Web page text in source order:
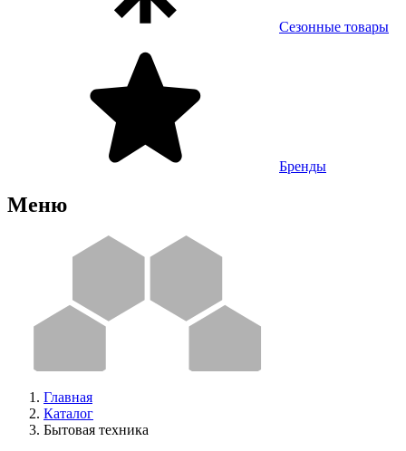
Сезонные товары
Бренды
Меню
Главная
Каталог
Бытовая техника